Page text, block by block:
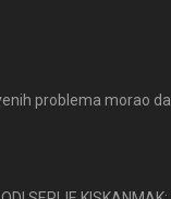
problema morao da